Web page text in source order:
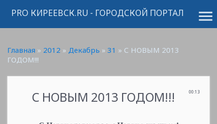
menu
PRO КИРЕЕВСК.RU - ГОРОДСКОЙ ПОРТАЛ
Главная » 2012 » Декабрь » 31 » С НОВЫМ 2013
ГОДОМ!!!
00:13
С НОВЫМ 2013 ГОДОМ!!!